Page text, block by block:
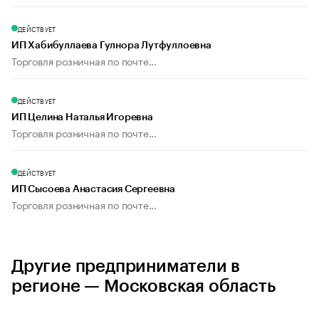
ДЕЙСТВУЕТ
ИП Хабибуллаева Гулнора Лутфуллоевна
Торговля розничная по почте...
ДЕЙСТВУЕТ
ИП Целина Наталья Игоревна
Торговля розничная по почте...
ДЕЙСТВУЕТ
ИП Сысоева Анастасия Сергеевна
Торговля розничная по почте...
Другие предприниматели в
регионе — Московская область